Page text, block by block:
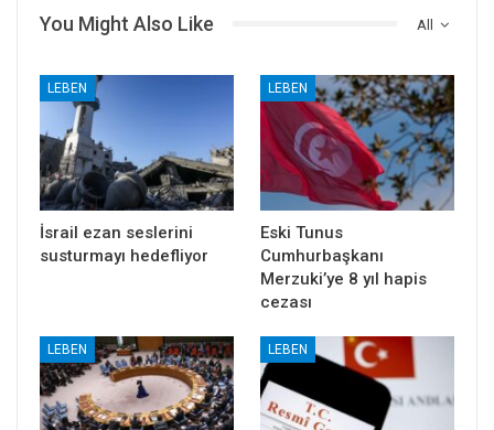
All
You Might Also Like
LEBEN
İsrail ezan seslerini
susturmayı hedefliyor
LEBEN
Eski Tunus
Cumhurbaşkanı
Merzuki’ye 8 yıl hapis
cezası
LEBEN LEBEN